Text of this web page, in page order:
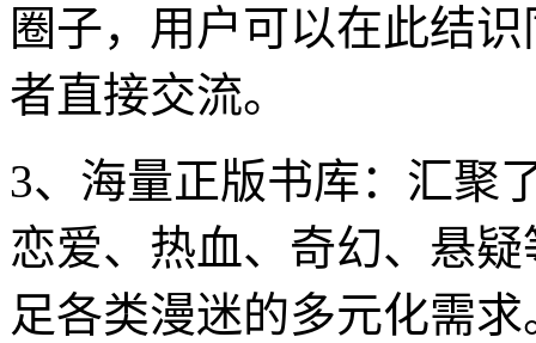
圈子，用户可以在此结
者直接交流。
3、海量正版书库：汇聚
恋爱、热血、奇幻、悬
足各类漫迷的多元化需求